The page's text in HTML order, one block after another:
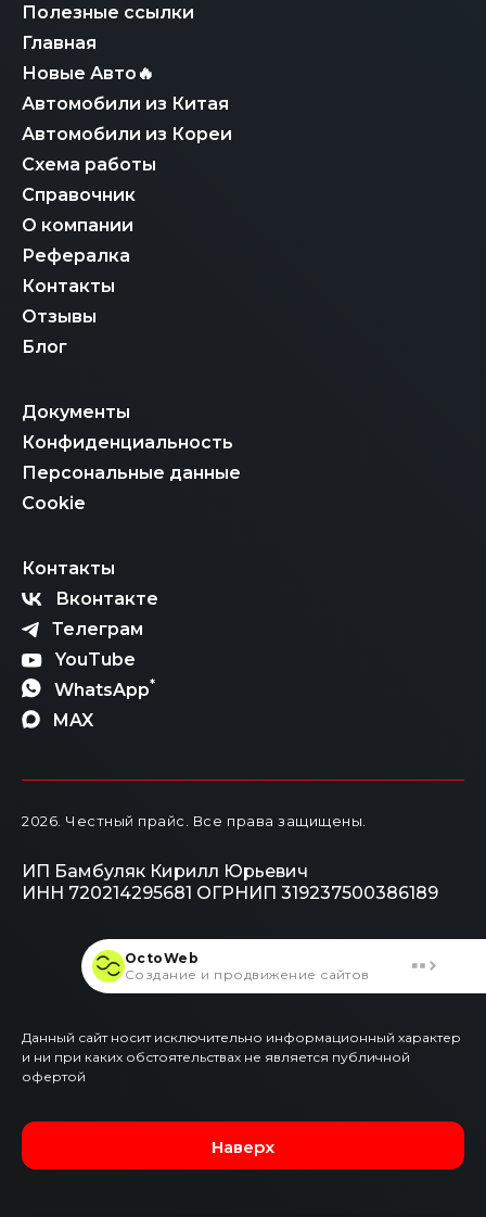
Полезные ссылки
Главная
Новые Авто🔥
Автомобили из Китая
Автомобили из Кореи
Схема работы
Справочник
О компании
Рефералка
Контакты
Отзывы
Блог
Документы
Конфиденциальность
Персональные данные
Cookie
Контакты
Вконтакте
Телеграм
YouTube
WhatsApp*
MAX
2026 . Честный прайс. Все права защищены.
ИП Бамбуляк Кирилл Юрьевич
ИНН 720214295681 ОГРНИП 319237500386189
Данный сайт носит исключительно информационный характер
и ни при каких обстоятельствах не является публичной
офертой
Наверх
OctoWeb
Создание и продвижение сайтов